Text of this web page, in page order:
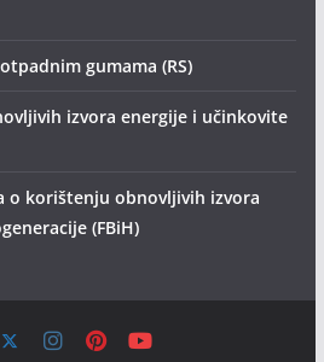
gumama (RS)
izvora energije i učinkovite
o korištenju obnovljivih izvora
(FBiH)